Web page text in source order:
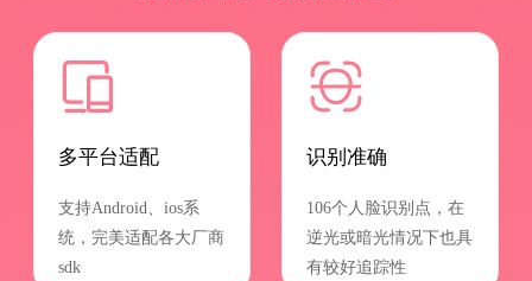
多平台适配
支持Android、ios系
统，完美适配各大厂商
sdk
识别准确
106个人脸识别点，在
逆光或暗光情况下也具
有较好追踪性